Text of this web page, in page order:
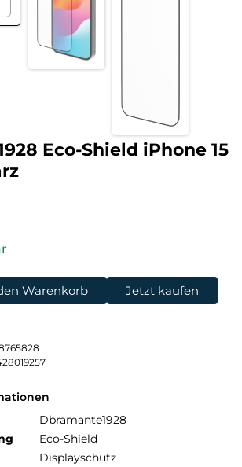
Eco-Shield iPhone 15
Warenkorb Jetzt kaufen
Dbramante1928
Eco-Shield
Displayschutz